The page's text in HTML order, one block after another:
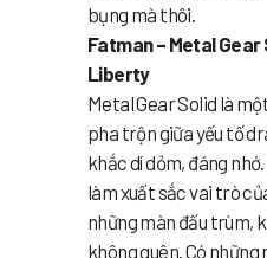
bụng mà thôi.
Fatman – Metal Gear
Liberty
Metal Gear Solid là
pha trộn giữa yếu tố
khắc dí dỏm, đáng
làm xuất sắc vai trò
những màn đấu trùm,
không quên. Có